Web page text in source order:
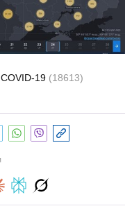
COVID-19 (18613)